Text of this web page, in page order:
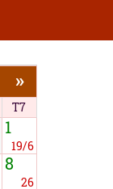
»
T7
1
19/6
8
26